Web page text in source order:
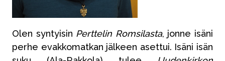
Olen syntyisin Perttelin Romsilasta, jonne isäni
perhe evakkomatkan jälkeen asettui. Isäni isän